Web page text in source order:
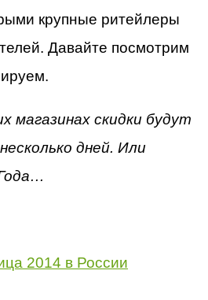
крупные ритейлеры
Давайте посмотрим
магазинах скидки будут
дней. Или
2014 в России